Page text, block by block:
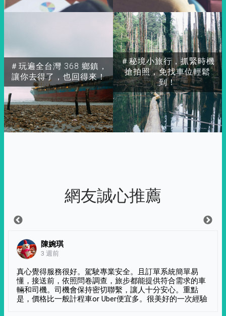
＃玩遍全台灣 368 鄉鎮，
讓你去得了，也回得來！
＃秘境小旅行，抓緊時機
搶拍照，免找車位輕鬆
到！
網友誠心推薦
陳婉琪
3 週前
真心覺得服務很好。駕駛專業安全。且訂單系統簡單易
懂，接送前，依照問卷調查，旅步都能提供符合需求的車
輛和司機。司機會保持密切聯繫，讓人十分安心。重點
是，價格比一般計程車or Uber便宜多。很美好的一次經驗